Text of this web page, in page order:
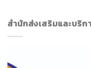
สำนักส่งเสริมและบริก